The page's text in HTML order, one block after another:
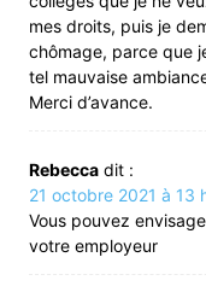
mes droits, puis je
chômage, parce que
tel mauvaise
Merci d’avance.
Rebecca dit :
21 octobre 2021 à 13
Vous pouvez
votre employeur